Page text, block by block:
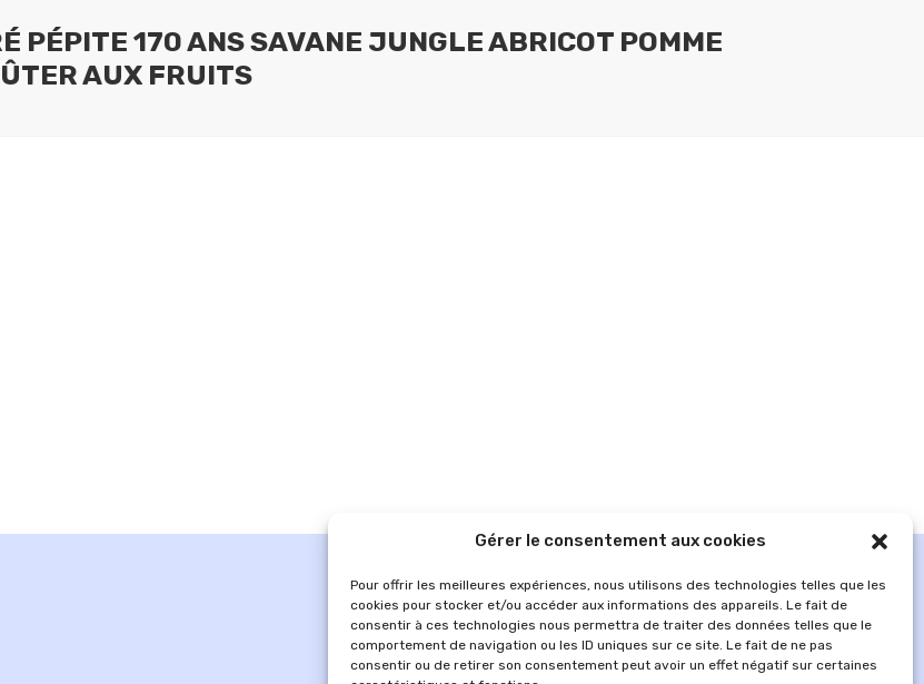
Gérer le consentement aux cookies
Pour offrir les meilleures expériences, nous utilisons des technologies telles que les
cookies pour stocker et/ou accéder aux informations des appareils. Le fait de
consentir à ces technologies nous permettra de traiter des données telles que le
comportement de navigation ou les ID uniques sur ce site. Le fait de ne pas
consentir ou de retirer son consentement peut avoir un effet négatif sur certaines
PÉPITE 170 ANS SAVANE JUNGLE ABRICOT POMME
AUX FRUITS